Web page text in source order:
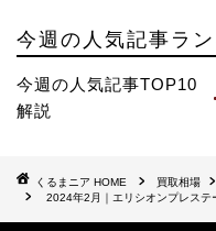
今週の人気記事ラ
今週の人気記事TOP10
解説
HOME 買取相場
2024年2月｜エリシオンプレス